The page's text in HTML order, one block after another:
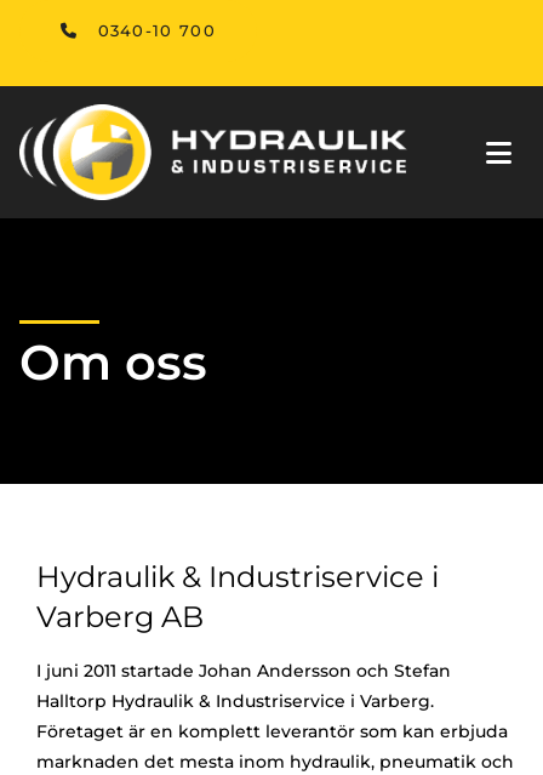
0340-10 700
Om oss
Hydraulik & Industriservice i
Varberg AB
I juni 2011 startade Johan Andersson och Stefan
Halltorp Hydraulik & Industriservice i Varberg.
Företaget är en komplett leverantör som kan erbjuda
marknaden det mesta inom hydraulik, pneumatik och